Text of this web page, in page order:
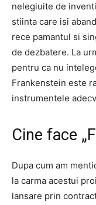
nelegiuite de
stiinta care isi
rece pamantul si
de dezbatere. La
pentru ca nu
Frankenstein este
instrumentele
Cine face
Dupa cum am
la carma acestui
lansare prin